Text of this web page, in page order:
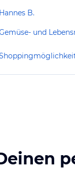
Hannes B.